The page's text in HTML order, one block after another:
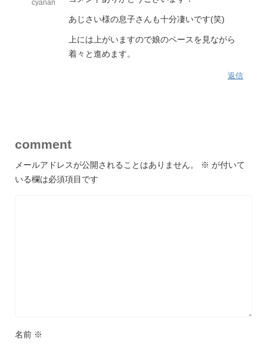
cyanan
あじさい様の息子さんも十分凄いです(笑)
上には上がいますので娘のペースを見ながら
着々と進めます。
返信
comment
メールアドレスが公開されることはありません。 ※ が付いて
いる欄は必須項目です
名前 ※